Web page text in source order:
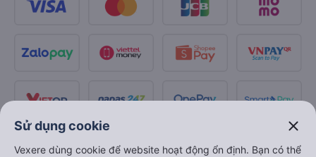
Sử dụng cookie close
Vexere dùng cookie để website hoạt động ổn định. Bạn có thể